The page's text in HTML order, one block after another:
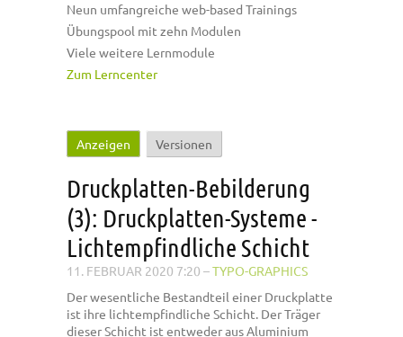
Neun umfangreiche web-based Trainings
Übungspool mit zehn Modulen
Viele weitere Lernmodule
Zum Lerncenter
Haupt-Reiter
Anzeigen (aktiver Reiter)
Versionen
Druckplatten-Bebilderung
(3): Druckplatten-Systeme -
Lichtempfindliche Schicht
11. FEBRUAR 2020 7:20 –TYPO-GRAPHICS
Der wesentliche Bestandteil einer Druckplatte
ist ihre lichtempfindliche Schicht. Der Träger
dieser Schicht ist entweder aus Aluminium